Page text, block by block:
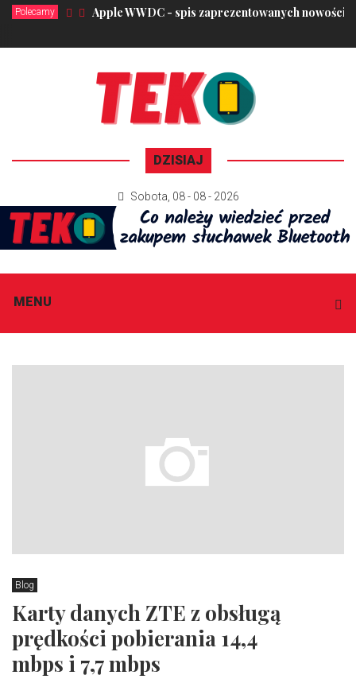
Polecamy Apple WWDC - spis zaprezentowanych nowości
DZISIAJ
Sobota 08 - 08 - 2026
MENU
Blog
Karty danych ZTE z obsługą
prędkości pobierania 14,4
mbps i 7,7 mbps